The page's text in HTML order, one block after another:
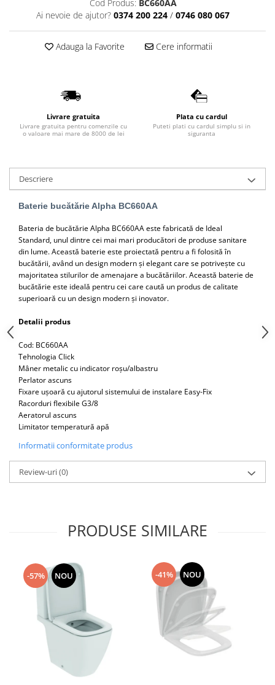
Lavoare
Lavoare freestanding
Lavoare pe blat
Lavoare incastrabile
Lavoare suspendate,semipiedestal
Bideuri
Vase WC
WC pentru persoane cu dizabilitati
Capace
Capace WC softclose
Capace WC clasice
Capace bideuri
Cod Produs: BC660AA
Ai nevoie de ajutor? 0374 200 224 / 0746 080 067
Adauga la Favorite Cere informatii
Livrare gratuita
Livrare gratuita pentru comenzile cu
o valoare mai mare de 8000 de lei
Plata cu cardul
Puteti plati cu cardul simplu si in
siguranta
Descriere
Baterie bucătărie Alpha BC660AA
Bateria de bucătărie Alpha BC660AA este fabricată de Ideal
Standard, unul dintre cei mai mari producători de produse sanitare
din lume. Această baterie este proiectată pentru a fi folosită în
bucătării, având un design modern și elegant care se potrivește cu
majoritatea stilurilor de amenajare a bucătăriilor. Această baterie de
bucătărie este ideală pentru cei care caută un produs de calitate
superioară cu un design modern și inovator.
Detalii produs
Cod: BC660AA
Tehnologia Click
Mâner metalic cu indicator roșu/albastru
Perlator ascuns
Fixare ușoară cu ajutorul sistemului de instalare Easy-Fix
Racorduri flexibile G3/8
Aeratorul ascuns
Limitator temperatură apă
Informatii conformitate produs
Review-uri(0)
PRODUSE SIMILARE
-57% NOU -41% NOU